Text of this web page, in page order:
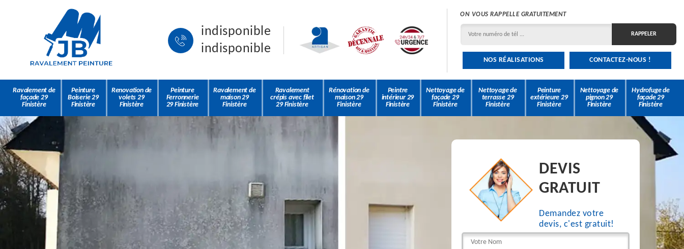
indisponible
indisponible
ON VOUS RAPPELLE GRATUITEMENT
NOS RÉALISATIONS CONTACTEZ-NOUS !
Ravalement de
façade 29
Finistère
Peinture
Boiserie 29
Finistère
Renovation de
volets 29
Finistère
Peinture
Ferronnerie
29 Finistère
Ravalement de
maison 29
Finistère
Ravalement
crépis avec filet
29 Finistère
Rénovation de
maison 29
Finistère
Peintre
intérieur 29
Finistère
Nettoyage de
façade 29
Finistère
Nettoyage de
terrasse 29
Finistère
Peinture
extérieure 29
Finistère
Nettoyage de
pignon 29
Finistère
Hydrofuge de
façade 29
Finistère
DEVIS
GRATUIT
Demandez votre
devis, c'est gratuit!